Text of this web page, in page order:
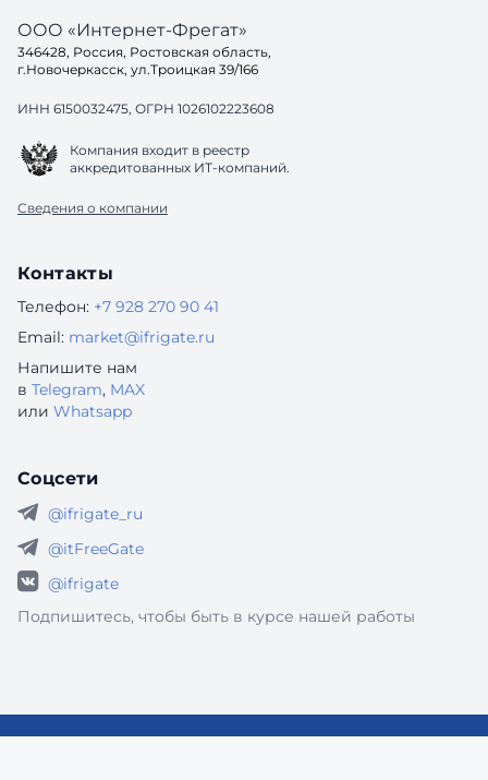
ООО «Интернет-Фрегат»
346428, Россия, Ростовская область,
г.Новочеркасск, ул.Троицкая 39/166
ИНН 6150032475, ОГРН 1026102223608
Компания входит в реестр
аккредитованных ИТ-компаний.
Сведения о компании
Контакты
Телефон: +7 928 270 90 41
Email: market@ifrigate.ru
Напишите нам
в Telegram, MAX
или Whatsapp
Соцсети
@ifrigate_ru
@itFreeGate
@ifrigate
Подпишитесь, чтобы быть в курсе нашей работы